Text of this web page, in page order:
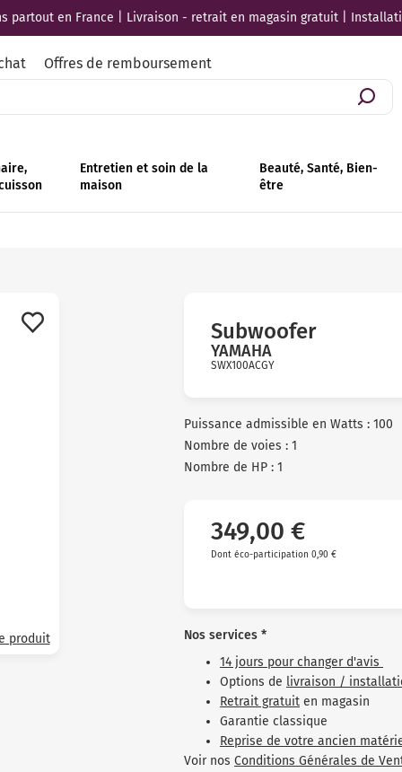
partout en France | Livraison - retrait en magasin gratuit |
Offres de remboursement
Entretien et soin de la
maison
Beauté, Santé, Bien-
être
produit
Subwoofer
YAMAHA
SWX100ACGY
Puissance admissible en Watts : 100
Nombre de voies : 1
Nombre de HP : 1
349,00 €
Dont éco-participation 0,90 €
Nos services *
14 jours pour changer d'avis
Options de livraison /
Retrait gratuit en magasin
Garantie classique
Reprise de votre ancien
Voir nos Conditions Générales de